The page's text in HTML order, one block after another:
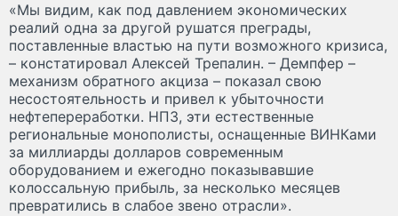
«Мы видим, как под давлением экономических
реалий одна за другой рушатся преграды,
поставленные властью на пути возможного кризиса,
– констатировал Алексей Трепалин. – Демпфер –
механизм обратного акциза – показал свою
несостоятельность и привел к убыточности
нефтепереработки. НПЗ, эти естественные
региональные монополисты, оснащенные ВИНКами
за миллиарды долларов современным
оборудованием и ежегодно показывавшие
колоссальную прибыль, за несколько месяцев
превратились в слабое звено отрасли».